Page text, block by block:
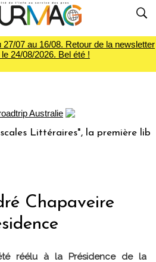
07 au 16/08. Retour de la newsletter
24/08/2026. Bel été !
Littéraires", la première
Chapaveire
réélu à la Présidence de la